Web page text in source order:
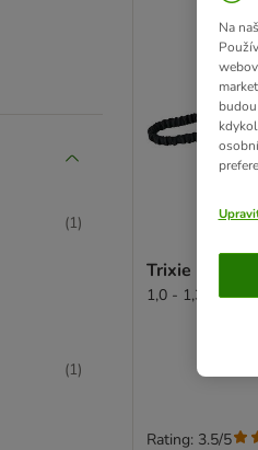
(1)
(1)
Trixie hands
1,0 - 1,35 m
Rating: 3.5/5
Na